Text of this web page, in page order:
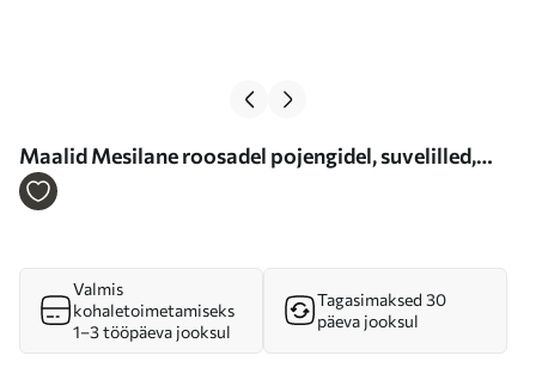
Maalid Mesilane roosadel pojengidel, suvelilled,
õlimaal, erksad pintslitõmbed Nr s39410
Valmis
kohaletoimetamiseks
1–3 tööpäeva jooksul
Tagasimaksed 30
päeva jooksul